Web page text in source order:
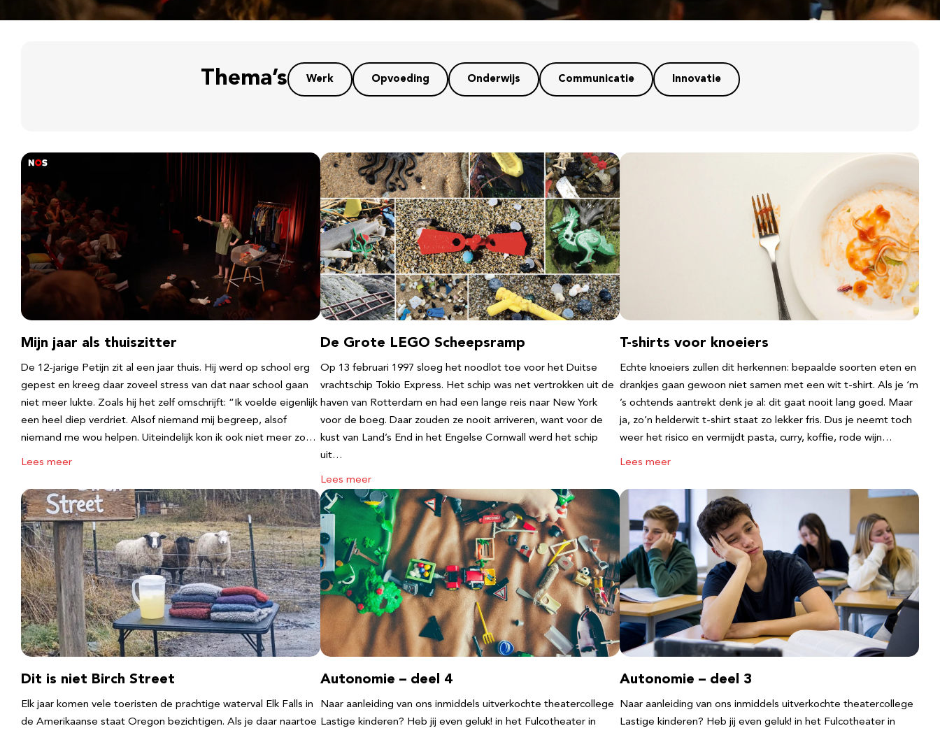
Thema’s Werk Opvoeding Onderwijs Communicatie Innovatie
Mijn jaar als thuiszitter
De 12-jarige Petijn zit al een jaar thuis. Hij werd op school erg
gepest en kreeg daar zoveel stress van dat naar school gaan
niet meer lukte. Zoals hij het zelf omschrijft: “Ik voelde eigenlijk
een heel diep verdriet. Alsof niemand mij begreep, alsof
niemand me wou helpen. Uiteindelijk kon ik ook niet meer zo…
Lees meer
De Grote LEGO Scheepsramp
Op 13 februari 1997 sloeg het noodlot toe voor het Duitse
vrachtschip Tokio Express. Het schip was net vertrokken uit de
haven van Rotterdam en had een lange reis naar New York
voor de boeg. Daar zouden ze nooit arriveren, want voor de
kust van Land’s End in het Engelse Cornwall werd het schip
uit…
Lees meer
T-shirts voor knoeiers
Echte knoeiers zullen dit herkennen: bepaalde soorten eten en
drankjes gaan gewoon niet samen met een wit t-shirt. Als je ‘m
’s ochtends aantrekt denk je al: dit gaat nooit lang goed. Maar
ja, zo’n helderwit t-shirt staat zo lekker fris. Dus je neemt toch
weer het risico en vermijdt pasta, curry, koffie, rode wijn…
Lees meer
Dit is niet Birch Street
Elk jaar komen vele toeristen de prachtige waterval Elk Falls in
de Amerikaanse staat Oregon bezichtigen. Als je daar naartoe
Autonomie – deel 4
Naar aanleiding van ons inmiddels uitverkochte theatercollege
Lastige kinderen? Heb jij even geluk! in het Fulcotheater in
Autonomie – deel 3
Naar aanleiding van ons inmiddels uitverkochte theatercollege
Lastige kinderen? Heb jij even geluk! in het Fulcotheater in